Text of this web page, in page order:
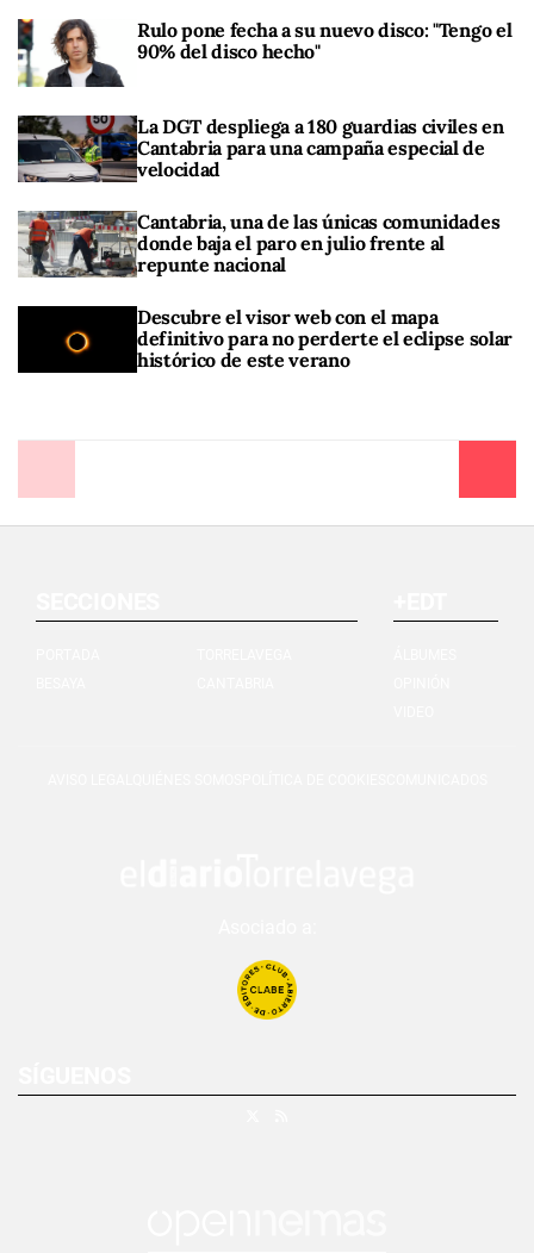
Rulo pone fecha a su nuevo disco: "Tengo el
90% del disco hecho"
La DGT despliega a 180 guardias civiles en
Cantabria para una campaña especial de
velocidad
Cantabria, una de las únicas comunidades
donde baja el paro en julio frente al
repunte nacional
Descubre el visor web con el mapa
definitivo para no perderte el eclipse solar
histórico de este verano